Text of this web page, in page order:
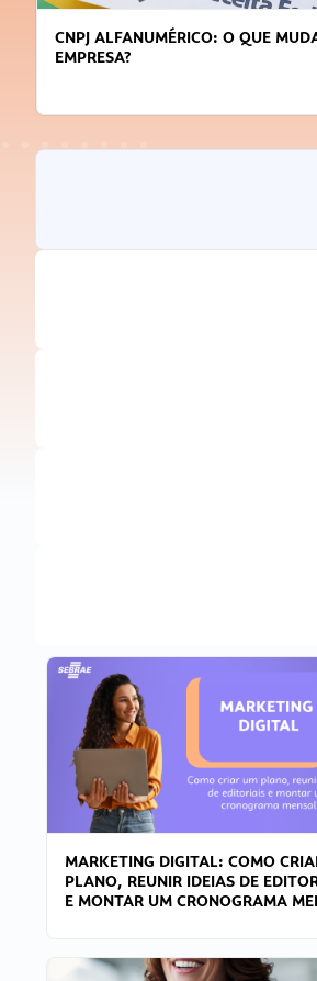
PARA QUEM JÁ TEM DICAS
MARKETING DIGITAL: COMO
PLANO, REUNIR IDEIAS DE
E MONTAR UM CRONOGRAMA